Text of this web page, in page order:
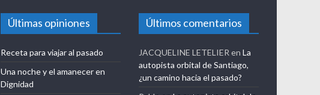
Últimas opiniones
Receta para viajar al pasado
Una noche y el amanecer en
Dignidad
Últimos comentarios
JACQUELINE LETELIER en La
autopista orbital de Santiago,
¿un camino hacia el pasado?